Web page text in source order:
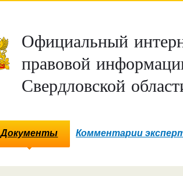
Официальный
правовой
Свердловской
Документы Комментарии